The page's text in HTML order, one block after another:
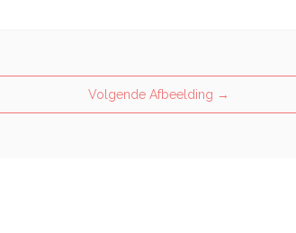
Volgende Afbeelding →